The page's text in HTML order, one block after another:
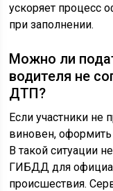
ускоряет процесс
при заполнении.
Можно ли
водителя не
ДТП?
Если участники не
виновен,
В такой ситуации
ГИБДД для
происшествия.